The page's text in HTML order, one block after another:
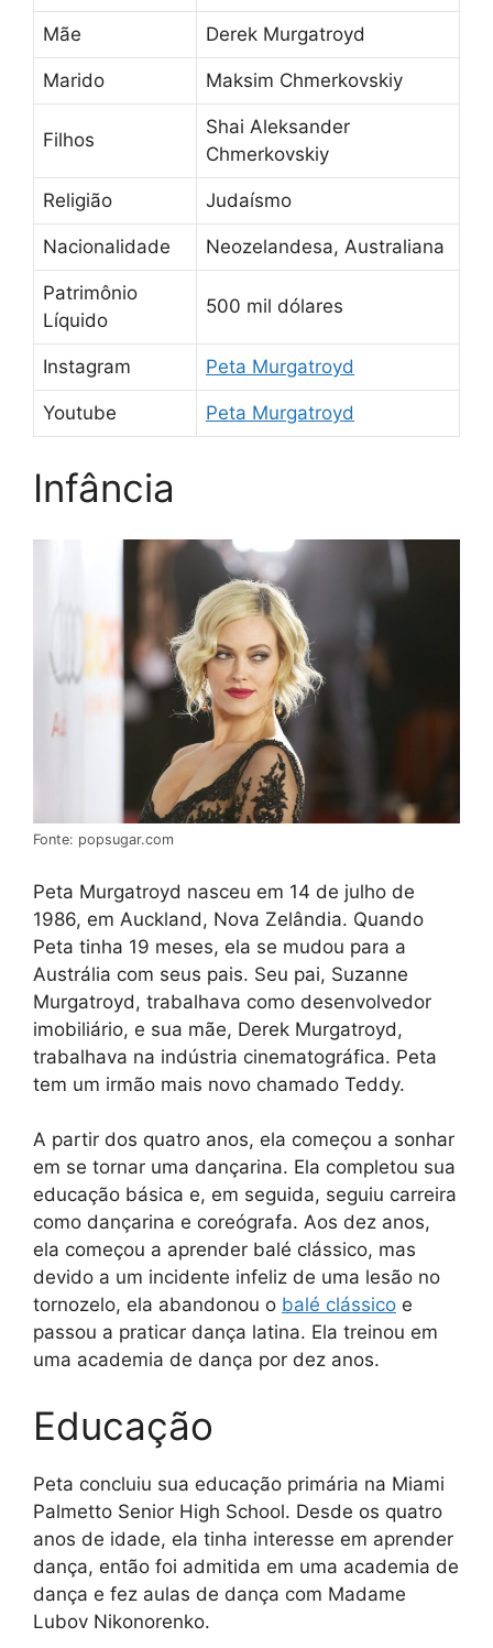
Mãe Derek Murgatroyd
Marido Maksim Chmerkovskiy
Filhos
Shai Aleksander
Chmerkovskiy
Religião Judaísmo
Nacionalidade Neozelandesa, Australiana
Patrimônio
Líquido
500 mil dólares
Instagram Peta Murgatroyd
Youtube Peta Murgatroyd
Infância
Fonte: popsugar.com
Peta Murgatroyd nasceu em 14 de julho de
1986, em Auckland, Nova Zelândia. Quando
Peta tinha 19 meses, ela se mudou para a
Austrália com seus pais. Seu pai, Suzanne
Murgatroyd, trabalhava como desenvolvedor
imobiliário, e sua mãe, Derek Murgatroyd,
trabalhava na indústria cinematográfica. Peta
tem um irmão mais novo chamado Teddy.
A partir dos quatro anos, ela começou a sonhar
em se tornar uma dançarina. Ela completou sua
educação básica e, em seguida, seguiu carreira
como dançarina e coreógrafa. Aos dez anos,
ela começou a aprender balé clássico, mas
devido a um incidente infeliz de uma lesão no
tornozelo, ela abandonou o balé clássico e
passou a praticar dança latina. Ela treinou em
uma academia de dança por dez anos.
Educação
Peta concluiu sua educação primária na Miami
Palmetto Senior High School. Desde os quatro
anos de idade, ela tinha interesse em aprender
dança, então foi admitida em uma academia de
dança e fez aulas de dança com Madame
Lubov Nikonorenko.